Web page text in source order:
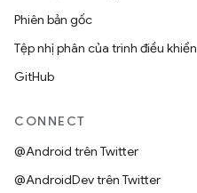
Phiên bản gốc
Tệp nhị phân của trình điều khiển
GitHub
CONNECT
@Android trên Twitter
@AndroidDev trên Twitter